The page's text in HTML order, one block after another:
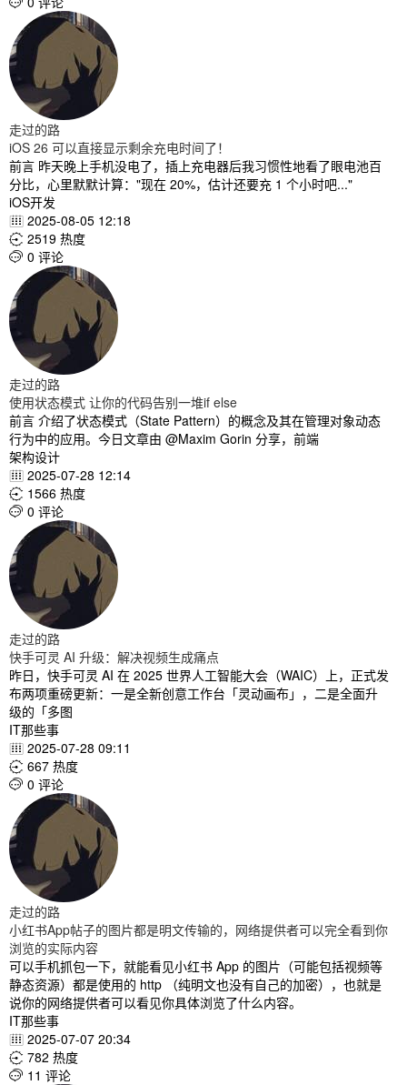
走过的路
iOS 26 可以直接显示剩余充电时间了！
前言 昨天晚上手机没电了，插上充电器后我习惯性地看了眼电池百
分比，心里默默计算："现在 20%，估计还要充 1 个小时吧..."
iOS开发
 2025-08-05 12:18
 2519 热度
 0 评论
走过的路
使用状态模式 让你的代码告别一堆if else
前言 介绍了状态模式（State Pattern）的概念及其在管理对象动态
行为中的应用。今日文章由 @Maxim Gorin 分享，前端
架构设计
 2025-07-28 12:14
 1566 热度
 0 评论
走过的路
快手可灵 AI 升级：解决视频生成痛点
昨日，快手可灵 AI 在 2025 世界人工智能大会（WAIC）上，正式发
布两项重磅更新：一是全新创意工作台「灵动画布」，二是全面升
级的「多图
IT那些事
 2025-07-28 09:11
 667 热度
 0 评论
走过的路
小红书App帖子的图片都是明文传输的，网络提供者可以完全看到你
浏览的实际内容
可以手机抓包一下，就能看见小红书 App 的图片（可能包括视频等
静态资源）都是使用的 http （纯明文也没有自己的加密），也就是
说你的网络提供者可以看见你具体浏览了什么内容。
IT那些事
 2025-07-07 20:34
 782 热度
 11 评论